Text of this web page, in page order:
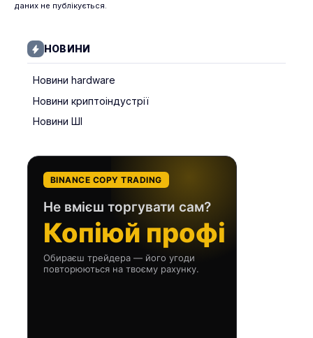
даних не публікується.
НОВИНИ
Новини hardware
Новини криптоіндустрії
Новини ШІ
BINANCE COPY TRADING
Не вмієш торгувати сам?
Копіюй профі
Обираєш трейдера — його угоди
повторюються на твоєму рахунку.